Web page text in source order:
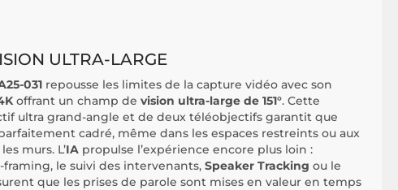
ULTRA-LARGE
031 repousse les limites de la capture vidéo avec son
offrant un champ de vision ultra-large de 151°. Cette
ultra grand-angle et de deux téléobjectifs garantit que
cadré, même dans les espaces restreints ou aux
murs. L’IA propulse l’expérience encore plus loin :
le suivi des intervenants, Speaker Tracking ou le
que les prises de parole sont mises en valeur en temps